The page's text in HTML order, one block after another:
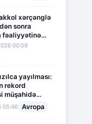
xərçənglə
sonra
fəaliyyətinə
00:59
yayılması:
rekord
müşahidə
05:46 Avropa